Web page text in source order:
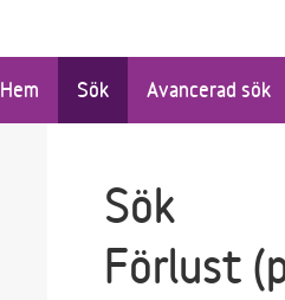
Hem Sök Avancerad sök
Sök
Förlust